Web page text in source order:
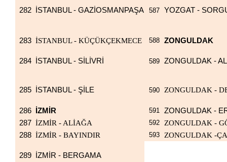
282 İSTANBUL - GAZİOSMANPAŞA 587 YOZGAT -
283 İSTANBUL - KÜÇÜKÇEKMECE 588 ZONGULDAK
284 İSTANBUL - SİLİVRİ 589 ZONGULDAK -
285 İSTANBUL - ŞİLE 590 ZONGULDAK -
286 İZMİR 591
ZONGULDAK -
287 İZMİR - ALİAĞA 592
ZONGULDAK -
288 İZMİR - BAYINDIR 593 ZONGULDAK -
289 İZMİR - BERGAMA